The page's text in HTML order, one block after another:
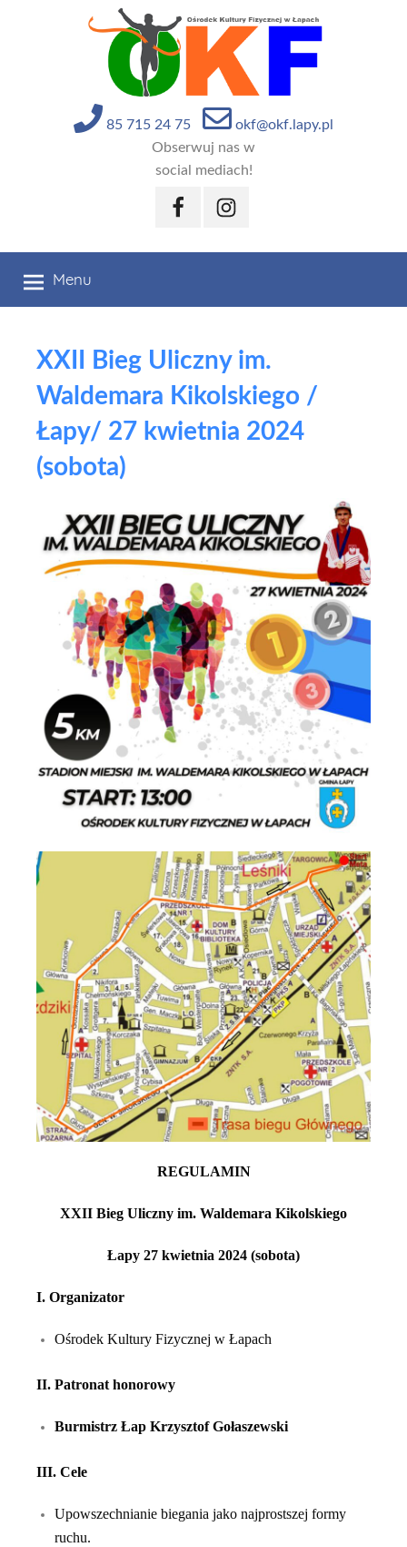
85 715 24 75
okf@okf.lapy.pl
Obserwuj nas w
social mediach!
FacebookInstagram
Menu
XXII Bieg Uliczny im.
Waldemara Kikolskiego /
Łapy/ 27 kwietnia 2024
(sobota)
REGULAMIN
XXII Bieg Uliczny im. Waldemara Kikolskiego
Łapy 27 kwietnia 2024 (sobota)
I. Organizator
Ośrodek Kultury Fizycznej w Łapach
II. Patronat honorowy
Burmistrz Łap Krzysztof Gołaszewski
III. Cele
Upowszechnianie biegania jako najprostszej formy
ruchu.